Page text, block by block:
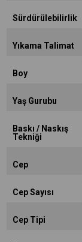
Sürdürülebilirlik
Yıkama Talimat
Boy
Yaş Gurubu
Baskı / Naskış
Tekniği
Cep
Cep Sayısı
Cep Tipi